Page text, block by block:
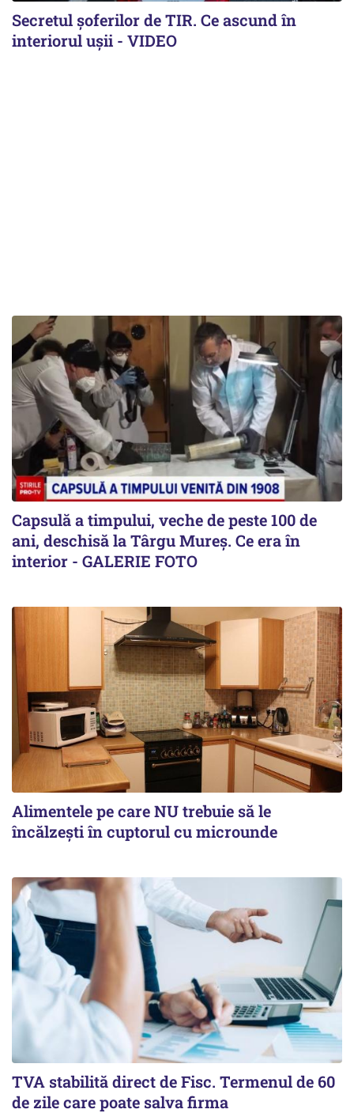
Secretul șoferilor de TIR. Ce ascund în
interiorul ușii - VIDEO
Capsulă a timpului, veche de peste 100 de
ani, deschisă la Târgu Mureș. Ce era în
interior - GALERIE FOTO
Alimentele pe care NU trebuie să le
încălzeşti în cuptorul cu microunde
TVA stabilită direct de Fisc. Termenul de 60
de zile care poate salva firma